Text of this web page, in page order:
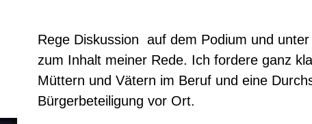
Rege Diskussion auf dem Podium und
zum Inhalt meiner Rede. Ich fordere ganz
Müttern und Vätern im Beruf und eine
Bürgerbeteiligung vor Ort.